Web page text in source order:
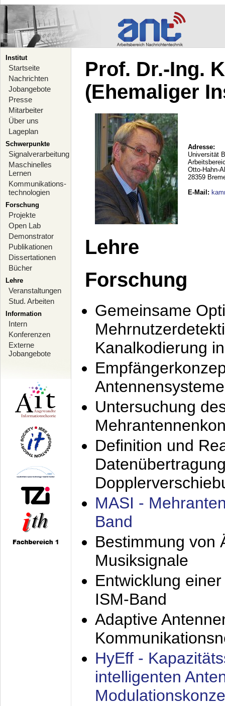
Institut
Startseite
Nachrichten
Jobangebote
Presse
Mitarbeiter
Über uns
Lageplan
Schwerpunkte
Signalverarbeitung
Maschinelles
Lernen
Kommunikations-
technologien
Forschung
Projekte
Open Lab
Demonstrator
Publikationen
Dissertationen
Bücher
Lehre
Veranstaltungen
Stud. Arbeiten
Information
Intern
Konferenzen
Externe
Jobangebote
Prof. Dr.-Ing.
(Ehemaliger
Adresse:
Universität
Otto-Hahn-
28359
E-Mail :
Lehre
Forschung
Gemeinsame
Kanalkodierung
Antennensysteme
Untersuchung
Definition und
MASI -
Band
Bestimmung von
Musiksignale
Entwicklung
ISM-Band
Adaptive
HyEff -
intelligenten